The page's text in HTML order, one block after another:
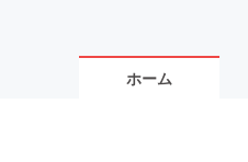
ホーム